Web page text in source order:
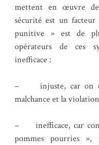
mettent en œuvre
sécurité est un
punitive » est de
opérateurs de ces
inefficace :
– injuste, car on
malchance et la
– inefficace, car
pommes pourries »,